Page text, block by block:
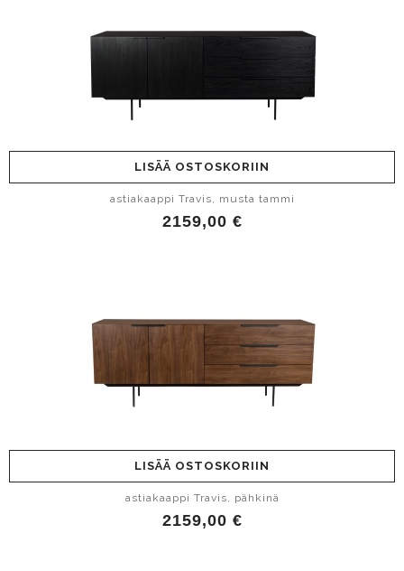
LISÄÄ OSTOSKORIIN
astiakaappi Travis, musta tammi
2159,00 €
LISÄÄ OSTOSKORIIN
astiakaappi Travis, pähkinä
2159,00 €